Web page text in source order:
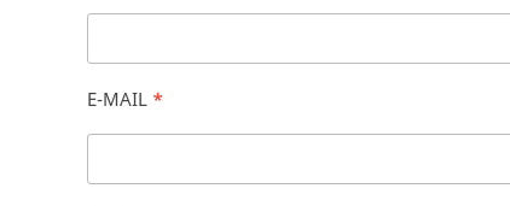
E-MAIL *